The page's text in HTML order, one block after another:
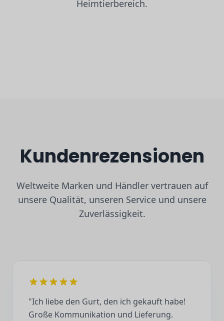
Heimtierbereich.
Kundenrezensionen
Weltweite Marken und Händler vertrauen auf
unsere Qualität, unseren Service und unsere
Zuverlässigkeit.
"Ich liebe den Gurt, den ich gekauft habe!
Große Kommunikation und Lieferung.